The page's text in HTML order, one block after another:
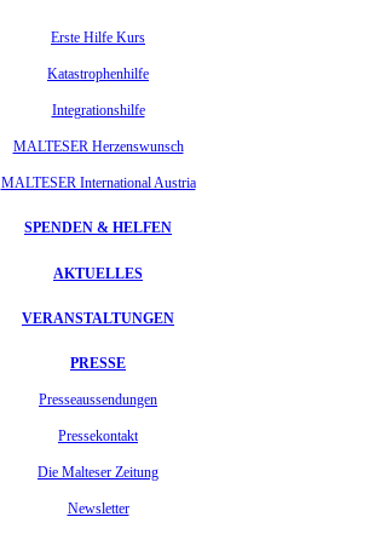
Erste Hilfe Kurs
Katastrophenhilfe
Integrationshilfe
MALTESER Herzenswunsch
MALTESER International Austria
SPENDEN & HELFEN
AKTUELLES
VERANSTALTUNGEN
PRESSE
Presseaussendungen
Pressekontakt
Die Malteser Zeitung
Newsletter